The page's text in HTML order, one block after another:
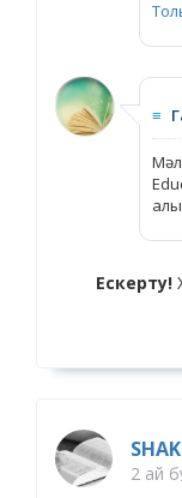
≡
Ескерту!
2 ай